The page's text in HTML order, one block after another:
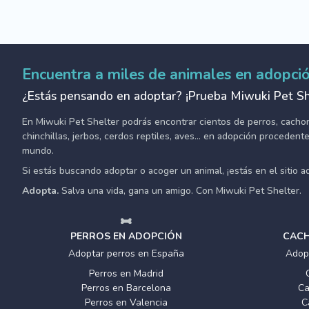
Encuentra a miles de animales en
¿Estás pensando en adoptar? ¡Prueba Miwuki Pet
En Miwuki Pet Shelter podrás encontrar cientos de perros,
chinchillas, jerbos, cerdos reptiles, aves... en adopción
mundo.
Si estás buscando adoptar o acoger un animal, ¡estás en el sitio
Adopta. Salva una vida, gana un amigo. Con Miwuki Pet Shelter.
PERROS EN ADOPCIÓN
Adoptar perros en España
Perros en Madrid
Perros en Barcelona
Perros en Valencia